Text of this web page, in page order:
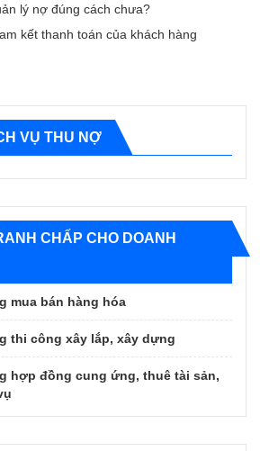
lý nợ đúng cách chưa?
kết thanh toán của khách hàng
VỤ THU NỢ
CHẤP CHO DOANH
mua bán hàng hóa
thi công xây lắp, xây dựng
hợp đồng cung ứng, thuê tài sản,